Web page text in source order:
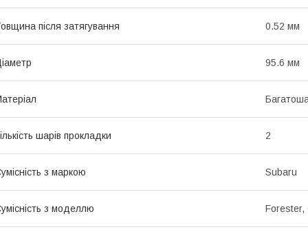
після затягування 0.52 мм
95.6 мм
шарів прокладки 2
з маркою Subaru
з моделлю Forester,